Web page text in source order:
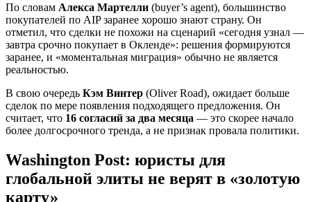
По словам Алекса Мартелли (buyer’s agent), большинство
покупателей по AIP заранее хорошо знают страну. Он
отметил, что сделки не похожи на сценарий «сегодня узнал —
завтра срочно покупает в Окленде»: решения формируются
заранее, и «моментальная миграция» обычно не является
реальностью.
В свою очередь Кэм Винтер (Oliver Road), ожидает больше
сделок по мере появления подходящего предложения. Он
считает, что 16 согласий за два месяца — это скорее начало
более долгосрочного тренда, а не признак провала политики.
Washington Post: юристы для
глобальной элиты не верят в «золотую
карту»